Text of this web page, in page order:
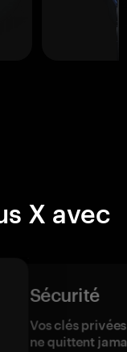
X avec
Sécurité
Vos clés
ne quittent